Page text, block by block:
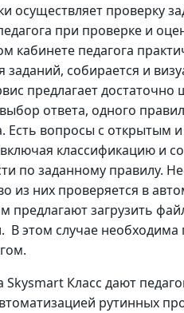
осуществляет проверку
при проверке и
кабинете педагога
собирается и
предлагает
ответа, одного
Есть вопросы с открытым
классификацию и
по заданному правилу.
из них проверяется в
предлагают загрузить
этом случае необходима
Класс дают
рутинных